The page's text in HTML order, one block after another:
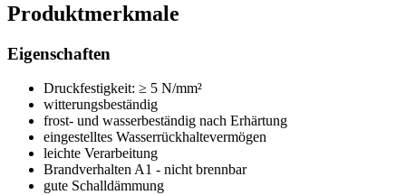
Produktmerkmale
Eigenschaften
Druckfestigkeit: ≥ 5 N/mm²
witterungsbeständig
frost- und wasserbeständig nach Erhärtung
eingestelltes Wasserrückhaltevermögen
leichte Verarbeitung
Brandverhalten A1 - nicht brennbar
gute Schalldämmung